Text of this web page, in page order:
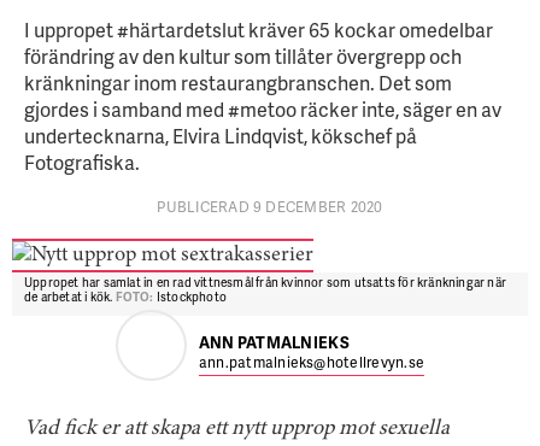
I uppropet #härtardetslut kräver 65 kockar omedelbar
förändring av den kultur som tillåter övergrepp och
kränkningar inom restaurangbranschen. Det som
gjordes i samband med #metoo räcker inte, säger en av
undertecknarna, Elvira Lindqvist, kökschef på
Fotografiska.
PUBLICERAD 9 DECEMBER 2020
Uppropet har samlat in en rad vittnesmål från kvinnor som utsatts för kränkningar när
de arbetat i kök. FOTO: Istockphoto
ANN PATMALNIEKS
ann.patmalnieks@hotellrevyn.se
Vad fick er att skapa ett nytt upprop mot sexuella